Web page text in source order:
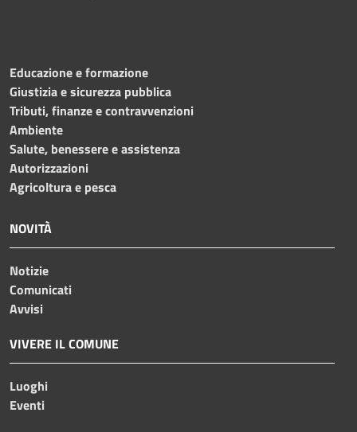
Educazione e formazione
Giustizia e sicurezza pubblica
Tributi, finanze e contravvenzioni
Ambiente
Salute, benessere e assistenza
Autorizzazioni
Agricoltura e pesca
NOVITÀ
Notizie
Comunicati
Avvisi
VIVERE IL COMUNE
Luoghi
Eventi